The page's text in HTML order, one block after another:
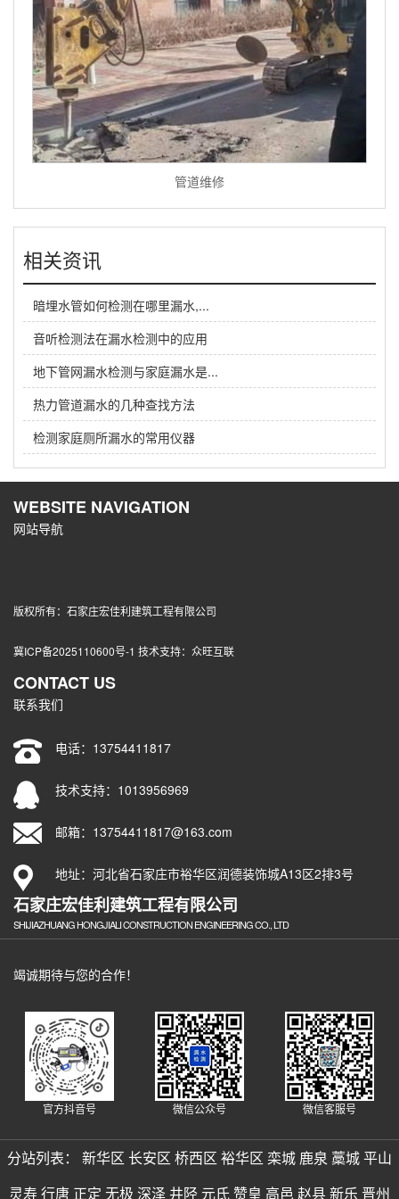
管道维修
相关资讯
暗埋水管如何检测在哪里漏水,...
音听检测法在漏水检测中的应用
地下管网漏水检测与家庭漏水是...
热力管道漏水的几种查找方法
检测家庭厕所漏水的常用仪器
WEBSITE NAVIGATION
网站导航
版权所有：石家庄宏佳利建筑工程有限公司
冀ICP备2025110600号-1 技术支持： 众旺互联
CONTACT US
联系我们
电话： 13754411817
技术支持：1013956969
邮箱：13754411817@163.com
地址：河北省石家庄市裕华区润德装饰城A13区2排3号
石家庄宏佳利建筑工程有限公司
SHIJIAZHUANG HONGJIALI CONSTRUCTION ENGINEERING CO., LTD
竭诚期待与您的合作！
官方抖音号 微信公众号 微信客服号
分站列表： 新华区 长安区 桥西区 裕华区 栾城 鹿泉 藁城平山
灵寿行唐 正定 无极 深泽 井陉 元氏 赞皇 高邑 赵县新乐 晋州